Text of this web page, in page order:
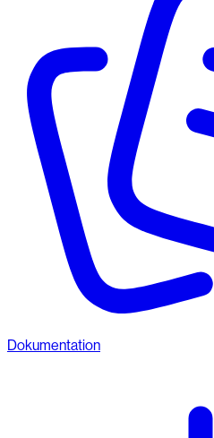
Dokumentation